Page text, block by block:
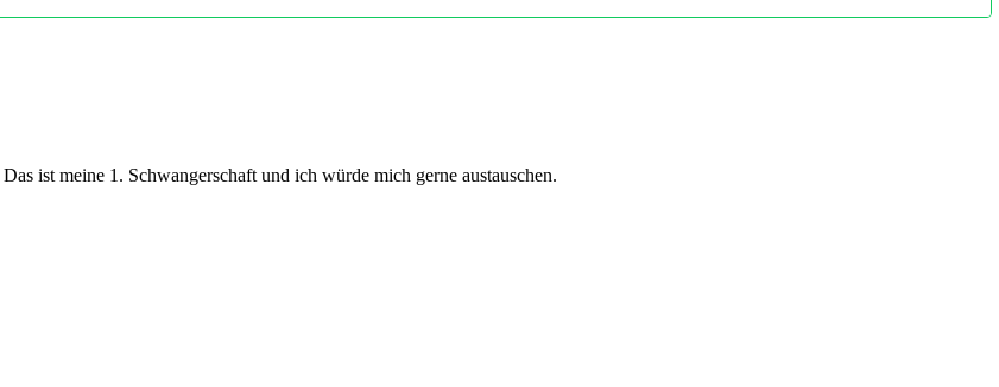
ist meine 1. Schwangerschaft und ich würde mich gerne austauschen.